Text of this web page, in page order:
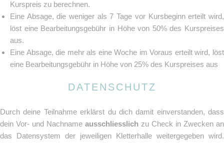
Kurspreis zu berechnen.
Eine Absage, die weniger als 7 Tage vor Kursbeginn erteilt wird,
löst eine Bearbeitungsgebühr in Höhe von 50% des Kurspreises
aus.
Eine Absage, die mehr als eine Woche im Voraus erteilt wird, löst
eine Bearbeitungsgebühr in Höhe von 25% des Kurspreises aus
DATENSCHUTZ
Durch deine Teilnahme erklärst du dich damit einverstanden, dass
dein Vor- und Nachname ausschliesslich zu Check in Zwecken an
das Datensystem der jeweiligen Kletterhalle weitergegeben wird.